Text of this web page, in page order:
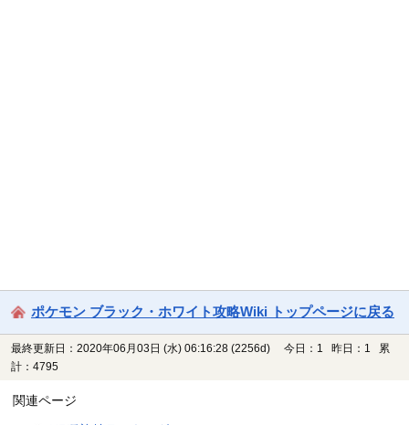
ポケモン ブラック・ホワイト攻略Wiki トップページに戻る
最終更新日：2020年06月03日 (水) 06:16:28 (2256d)
今日：1 昨日：1 累
計：4795
関連ページ